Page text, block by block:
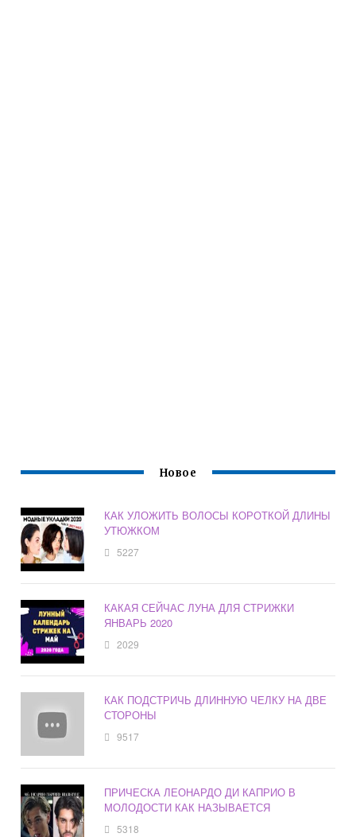
Новое
КАК УЛОЖИТЬ ВОЛОСЫ КОРОТКОЙ ДЛИНЫ
УТЮЖКОМ
5227
КАКАЯ СЕЙЧАС ЛУНА ДЛЯ СТРИЖКИ
ЯНВАРЬ 2020
2029
КАК ПОДСТРИЧЬ ДЛИННУЮ ЧЕЛКУ НА ДВЕ
СТОРОНЫ
9517
ПРИЧЕСКА ЛЕОНАРДО ДИ КАПРИО В
МОЛОДОСТИ КАК НАЗЫВАЕТСЯ
5318